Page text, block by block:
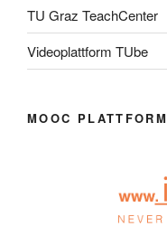
TU Graz TeachCenter
Videoplattform TUbe
MOOC PLATTFORM